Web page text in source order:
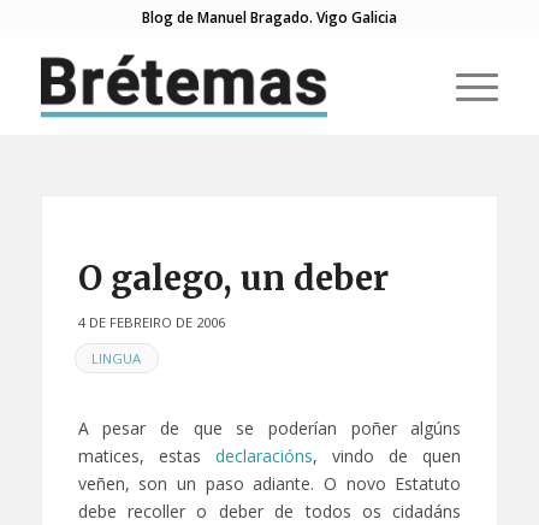
Blog de Manuel Bragado. Vigo Galicia
O galego, un deber
4 DE FEBREIRO DE 2006
EN
LINGUA
A pesar de que se poderían poñer algúns
matices, estas declaracións, vindo de quen
veñen, son un paso adiante. O novo Estatuto
debe recoller o deber de todos os cidadáns